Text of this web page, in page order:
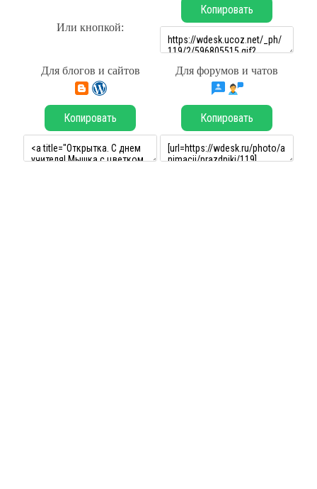
Или кнопкой:
Копировать
Для блогов и сайтов Для форумов и чатов
Копировать Копировать